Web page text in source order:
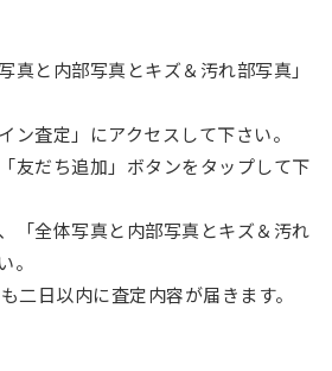
真と内部写真とキズ＆汚れ部写真」
ン査定」にアクセスして下さい。
友だち追加」ボタンをタップして下
「全体写真と内部写真とキズ＆汚れ
。
二日以内に査定内容が届きます。